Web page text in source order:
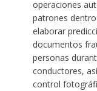
operaciones
patrones
elaborar
documentos
personas
conductores,
control